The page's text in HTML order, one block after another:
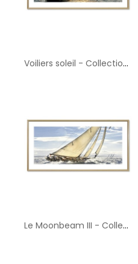
Voiliers soleil - Collection GF Cohen
Le Moonbeam III - Collection GF Cohen